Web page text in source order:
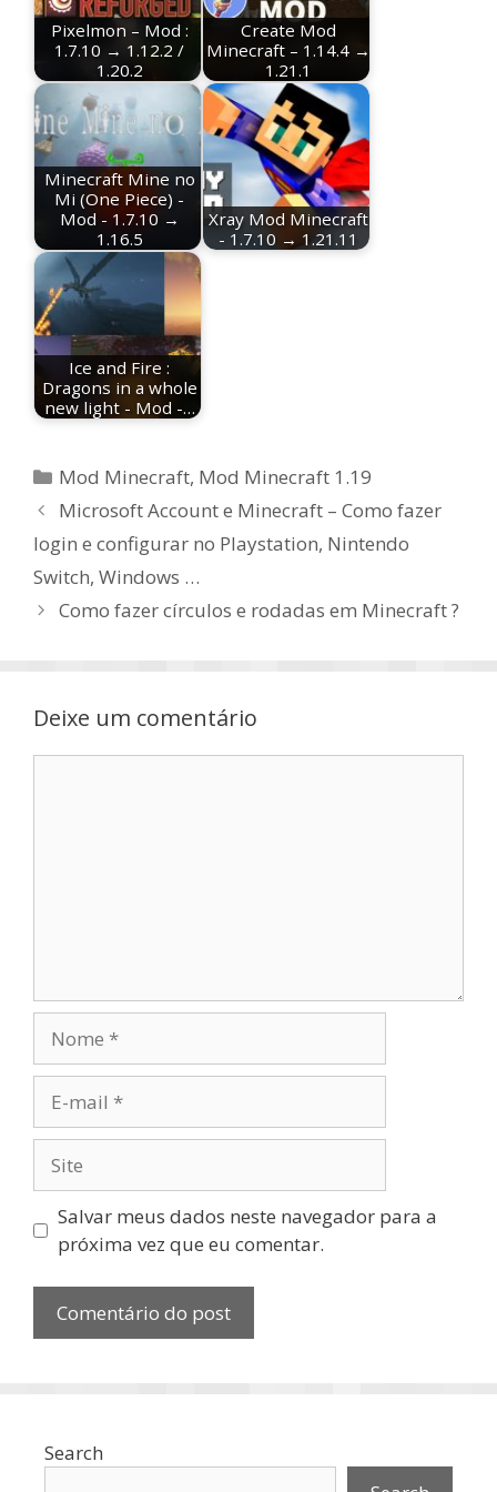
Pixelmon – Mod :
1.7.10 → 1.12.2 /
1.20.2
Create Mod
Minecraft – 1.14.4 →
1.21.1
Minecraft Mine no
Mi (One Piece) -
Mod - 1.7.10 →
1.16.5
Xray Mod Minecraft
- 1.7.10 → 1.21.11
Ice and Fire :
Dragons in a whole
new light - Mod -…
Categorias
Mod Minecraft, Mod Minecraft 1.19
Microsoft Account e Minecraft – Como fazer
login e configurar no Playstation, Nintendo
Switch, Windows …
Como fazer círculos e rodadas em Minecraft ?
Deixe um comentário
mail
Salvar meus dados neste navegador para a
próxima vez que eu comentar.
Search